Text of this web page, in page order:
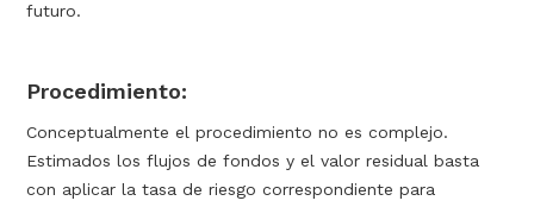
futuro.
Procedimiento:
Conceptualmente el procedimiento no es complejo.
Estimados los flujos de fondos y el valor residual basta
con aplicar la tasa de riesgo correspondiente para